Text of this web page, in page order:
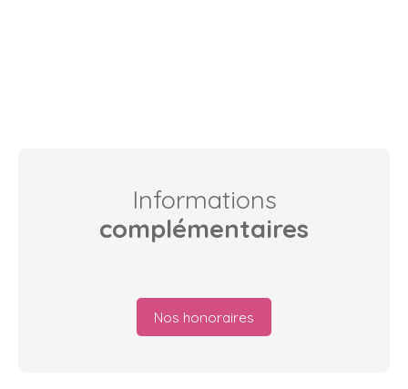
Informations
complémentaires
Nos honoraires